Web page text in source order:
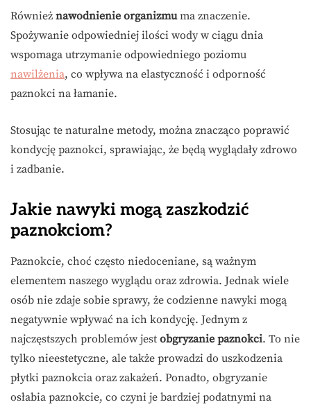
Również nawodnienie organizmuma znaczenie.
Spożywanie odpowiedniej ilości wody w ciągu dnia
wspomaga utrzymanie odpowiedniego poziomu
nawilżenia, co wpływa na elastyczność i odporność
paznokci na łamanie.
Stosując te naturalne metody, można znacząco poprawić
kondycję paznokci, sprawiając, że będą wyglądały zdrowo
i zadbanie.
Jakie nawyki mogą zaszkodzić
paznokciom?
Paznokcie, choć często niedoceniane, są ważnym
elementem naszego wyglądu oraz zdrowia. Jednak wiele
osób nie zdaje sobie sprawy, że codzienne nawyki mogą
negatywnie wpływać na ich kondycję. Jednym z
najczęstszych problemów jest obgryzanie paznokci. To nie
tylko nieestetyczne, ale także prowadzi do uszkodzenia
płytki paznokcia oraz zakażeń. Ponadto, obgryzanie
osłabia paznokcie, co czyni je bardziej podatnymi na